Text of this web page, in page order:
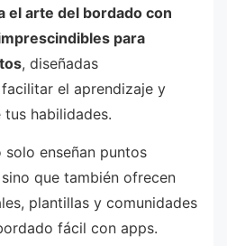
el arte del bordado con
para
, diseñadas
el aprendizaje y
habilidades.
solo enseñan puntos
que también ofrecen
plantillas y comunidades
fácil con apps.